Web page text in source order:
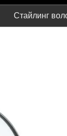
Стайлинг